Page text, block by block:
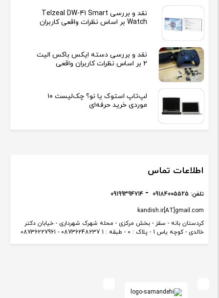
نقد و بررسی Telzeal DW-41 Smart
Watch بر اساس نظرات واقعی کاربران
نقد و بررسی دسته ایکس باکس الیت
2 بر اساس نظرات کاربران واقعی
لپ‌تاپ استوک یا نو؟ چک‌لیست ۱۰
موردی خرید حرفه‌ای
اطلاعات تماس
کردستان بانه - سقز - بخش مرکزی - محله شهرک شهرداری - خیابان دکتر
خالدی - کوچه یاس 1 - پلاک : 0 - طبقه : 1 08736248237 - 08736227961
kandish.ir[AT]gmail.com
تلفن: 09184005525
09199394714